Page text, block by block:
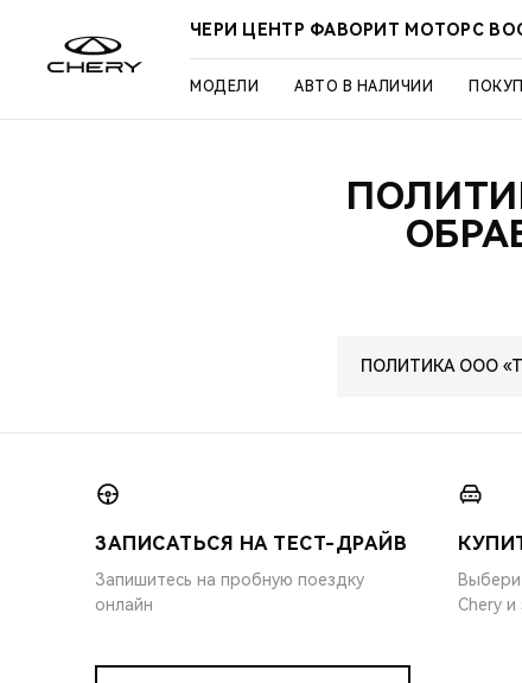
ЧЕРИ ЦЕНТР ФАВОРИТ МОТОРС
МОДЕЛИ АВТО В НАЛИЧИИ
ПОЛИТИКА ООО
ЗАПИСАТЬСЯ НА ТЕСТ-ДРАЙВ
Запишитесь на пробную поездку
онлайн
Chery